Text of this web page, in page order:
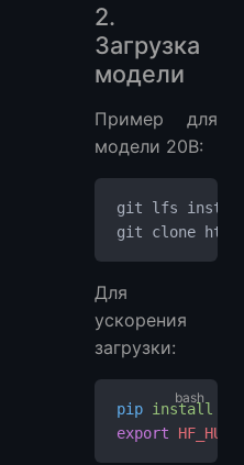
2.
Загрузка
модели
Пример для
модели 20B:
git lfs
git clone
Для
ускорения
загрузки:
pip install
export